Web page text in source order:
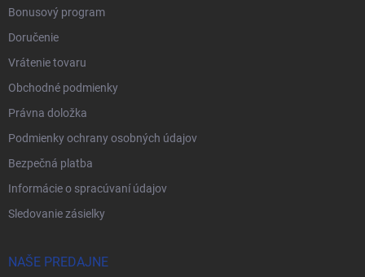
Bonusový program
Doručenie
Vrátenie tovaru
Obchodné podmienky
Právna doložka
Podmienky ochrany osobných údajov
Bezpečná platba
Informácie o spracúvaní údajov
Sledovanie zásielky
NAŠE PREDAJNE